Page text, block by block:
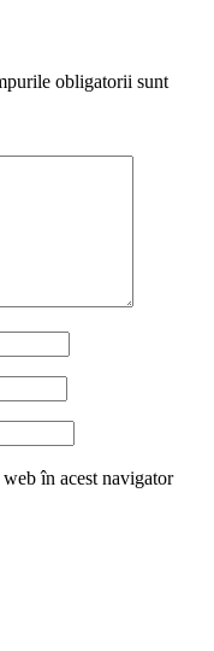
obligatorii sunt
în acest navigator